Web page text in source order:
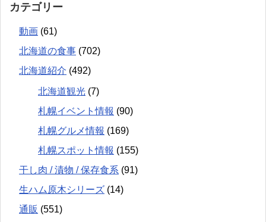
カテゴリー
動画 (61)
北海道の食事 (702)
北海道紹介 (492)
北海道観光 (7)
札幌イベント情報 (90)
札幌グルメ情報 (169)
札幌スポット情報 (155)
干し肉 / 漬物 / 保存食系 (91)
生ハム原木シリーズ (14)
通販 (551)